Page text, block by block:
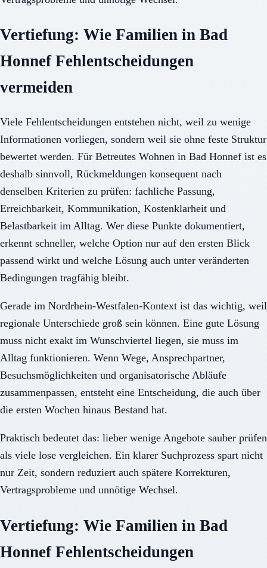
Vertiefung: Wie Familien in Bad
Honnef Fehlentscheidungen
vermeiden
Viele Fehlentscheidungen entstehen nicht, weil zu wenige
Informationen vorliegen, sondern weil sie ohne feste Struktur
bewertet werden. Für Betreutes Wohnen in Bad Honnef ist es
deshalb sinnvoll, Rückmeldungen konsequent nach
denselben Kriterien zu prüfen: fachliche Passung,
Erreichbarkeit, Kommunikation, Kostenklarheit und
Belastbarkeit im Alltag. Wer diese Punkte dokumentiert,
erkennt schneller, welche Option nur auf den ersten Blick
passend wirkt und welche Lösung auch unter veränderten
Bedingungen tragfähig bleibt.
Gerade im Nordrhein-Westfalen-Kontext ist das wichtig, weil
regionale Unterschiede groß sein können. Eine gute Lösung
muss nicht exakt im Wunschviertel liegen, sie muss im
Alltag funktionieren. Wenn Wege, Ansprechpartner,
Besuchsmöglichkeiten und organisatorische Abläufe
zusammenpassen, entsteht eine Entscheidung, die auch über
die ersten Wochen hinaus Bestand hat.
Praktisch bedeutet das: lieber wenige Angebote sauber prüfen
als viele lose vergleichen. Ein klarer Suchprozess spart nicht
nur Zeit, sondern reduziert auch spätere Korrekturen,
Vertragsprobleme und unnötige Wechsel.
Vertiefung: Wie Familien in Bad
Honnef Fehlentscheidungen